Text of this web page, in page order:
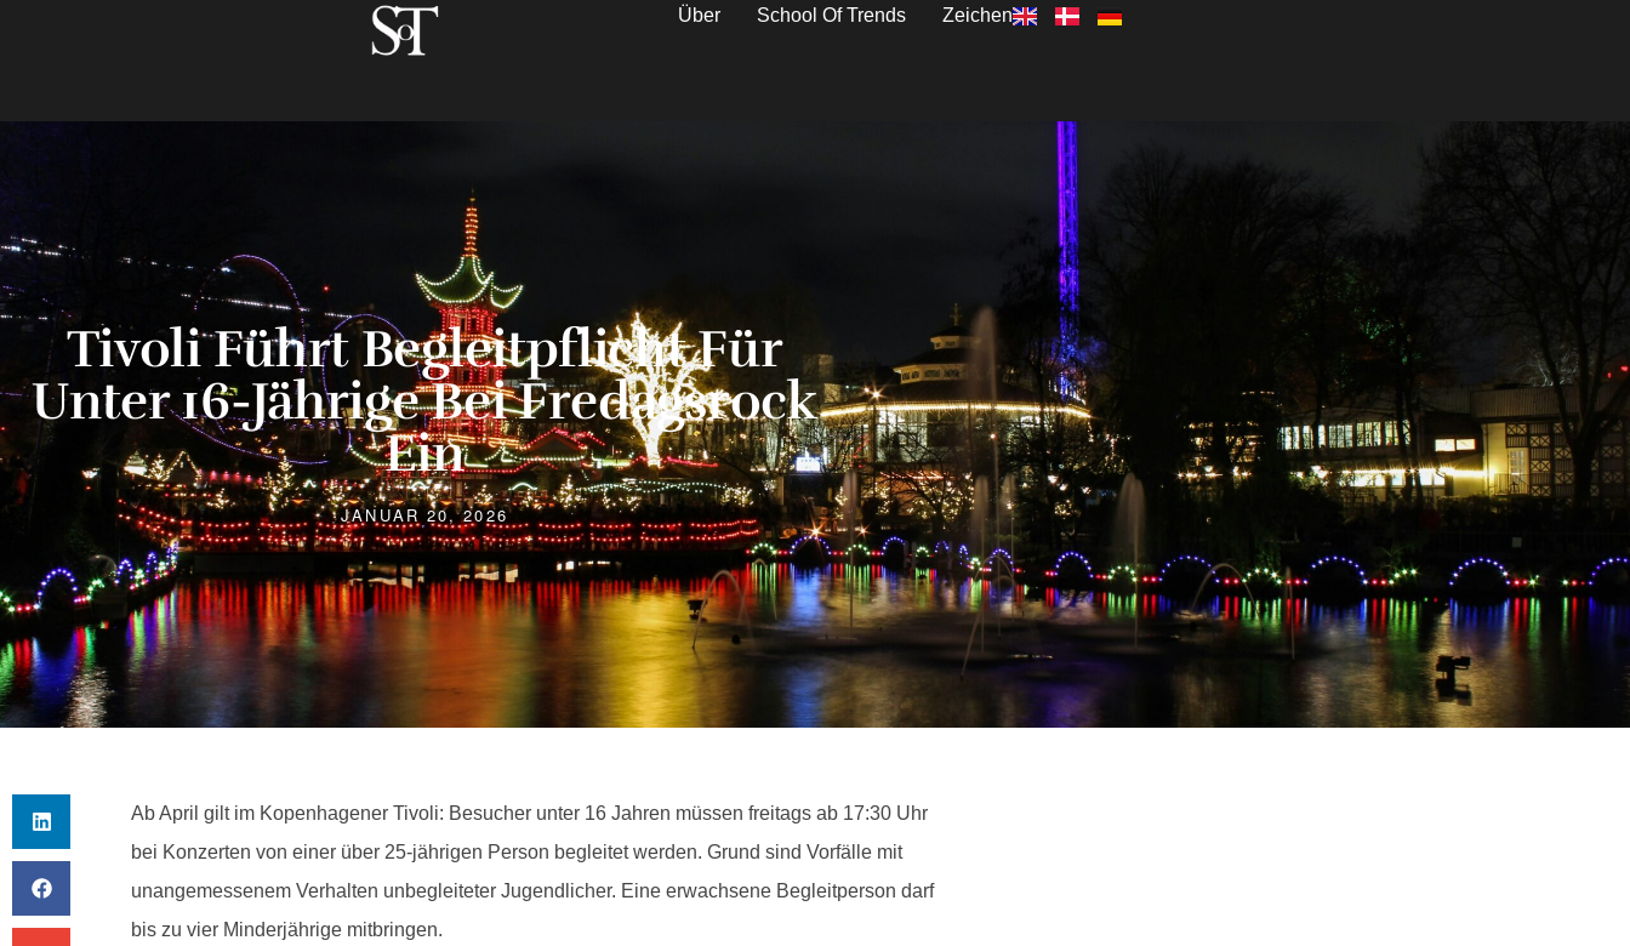
Über School Of Trends Zeichen
Tivoli Führt Begleitpflicht Für
Unter 16-Jährige Bei Fredagsrock
Ein
JANUAR 20, 2026
Ab April gilt im Kopenhagener Tivoli: Besucher unter 16 Jahren müssen freitags ab 17:30 Uhr
bei Konzerten von einer über 25-jährigen Person begleitet werden. Grund sind Vorfälle mit
unangemessenem Verhalten unbegleiteter Jugendlicher. Eine erwachsene Begleitperson darf
bis zu vier Minderjährige mitbringen.